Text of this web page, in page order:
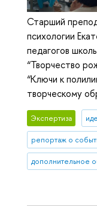
Старший
психологии
педагогов
“Творчество
“Ключи к
творческому
Экспертиза
репортаж о
дополнительное